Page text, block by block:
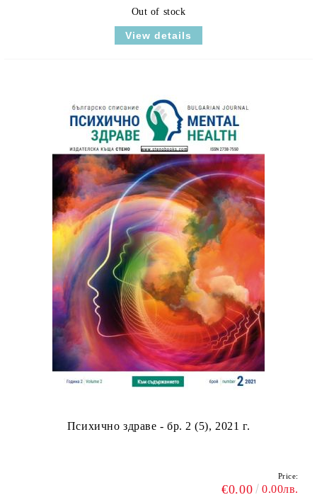
Out of stock
View details
Психично здраве - бр. 2 (5), 2021 г.
Price:
€0.00 0.00лв.